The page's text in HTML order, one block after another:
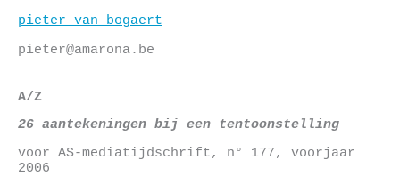
pieter van bogaert
pieter@amarona.be
A/Z
26 aantekeningen bij een tentoonstelling
voor AS-mediatijdschrift, n° 177, voorjaar
2006